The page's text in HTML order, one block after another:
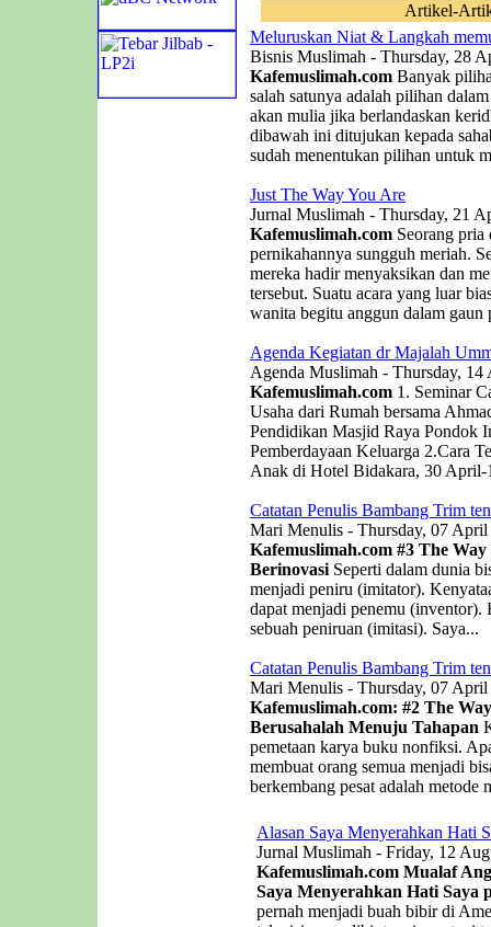
Artikel-
Meluruskan Niat & Langkah
Bisnis Muslimah - Thursday, 28
Kafemuslimah.com Banyak
salah satunya adalah pilihan
akan mulia jika berlandaskan
dibawah ini ditujukan kepada
sudah menentukan pilihan untuk
Just The Way You Are
Jurnal Muslimah - Thursday, 21
Kafemuslimah.com Seorang pria
pernikahannya sungguh meriah.
mereka hadir menyaksikan dan
tersebut. Suatu acara yang luar
wanita begitu anggun dalam gaun
Agenda Kegiatan dr Majalah
Agenda Muslimah - Thursday, 14
Kafemuslimah.com 1. Seminar
Usaha dari Rumah bersama
Pendidikan Masjid Raya Pondok
Pemberdayaan Keluarga 2.Cara
Anak di Hotel Bidakara, 30
Catatan Penulis Bambang Trim
Mari Menulis - Thursday, 07 April
Kafemuslimah.com #3 The
Berinovasi Seperti dalam dunia
menjadi peniru (imitator).
dapat menjadi penemu
sebuah peniruan (imitasi). Saya...
Catatan Penulis Bambang Trim
Mari Menulis - Thursday, 07 April
Kafemuslimah.com: #2 The
Berusahalah Menuju Tahapan
pemetaan karya buku nonfiksi.
membuat orang semua menjadi
berkembang pesat adalah metode
Alasan Saya Menyerahkan Hati
Jurnal Muslimah - Friday, 12
Kafemuslimah.com Mualaf
Saya Menyerahkan Hati Saya
pernah menjadi buah bibir di